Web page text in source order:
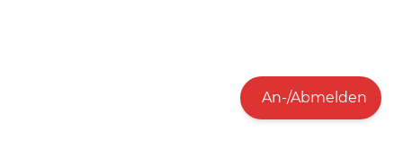
An-/Abmelden